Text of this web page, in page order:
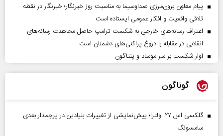
پیام معاون برون‌مرزی صداوسیما به مناسبت روز خبرنگار؛ خبرنگار در نقطه
تلاقی واقعیت و افکار عمومی ایستاده است
اعتراف رسانه‌های خارجی به شکست ترامپ حاصل مجاهدت رسانه‌های
انقلابی در مقابله با دروغ پراکنی‌های دشمنان است
آوار شکست بر سر موساد و پنتاگون
گوناگون
گلکسی اس ۲۷ اولترا؛ پیش‌نمایشی از تغییرات بنیادین در پرچمدار بعدی
سامسونگ